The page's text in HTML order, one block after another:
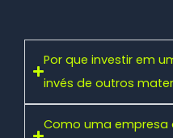
Por que investir em
invés de outros
Como uma empresa